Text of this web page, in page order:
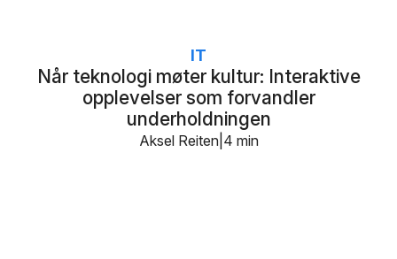
Når teknologi møter kultur: Interaktive
opplevelser som forvandler
underholdningen
IT
4 min
Aksel Reiten